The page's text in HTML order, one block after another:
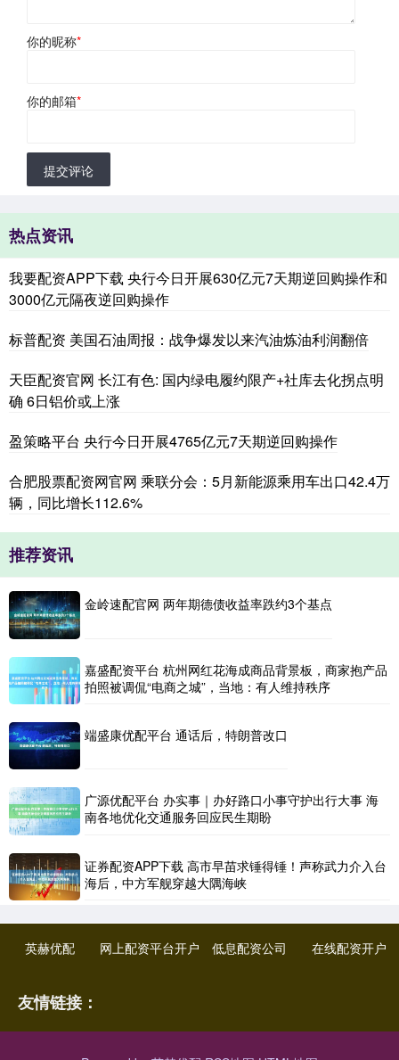
你的昵称*
你的邮箱*
提交评论
热点资讯
我要配资APP下载 央行今日开展630亿元7天期逆回购操作和
3000亿元隔夜逆回购操作
标普配资 美国石油周报：战争爆发以来汽油炼油利润翻倍
天臣配资官网 长江有色: 国内绿电履约限产+社库去化拐点明
确 6日铝价或上涨
盈策略平台 央行今日开展4765亿元7天期逆回购操作
合肥股票配资网官网 乘联分会：5月新能源乘用车出口42.4万
辆，同比增长112.6%
推荐资讯
金岭速配官网 两年期德债收益率跌约3个基点
嘉盛配资平台 杭州网红花海成商品背景板，商家抱产品
拍照被调侃“电商之城”，当地：有人维持秩序
端盛康优配平台 通话后，特朗普改口
广源优配平台 办实事｜办好路口小事守护出行大事 海
南各地优化交通服务回应民生期盼
证券配资APP下载 高市早苗求锤得锤！声称武力介入台
海后，中方军舰穿越大隅海峡
英赫优配 网上配资平台开户 低息配资公司 在线配资开户
友情链接：